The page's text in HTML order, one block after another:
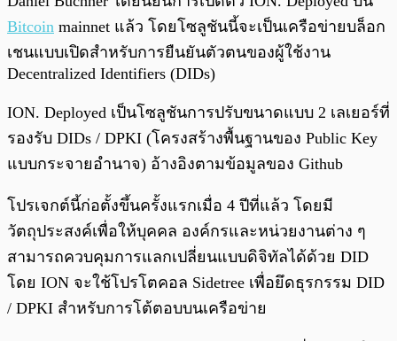
Bitcoin mainnet แล้ว โดยโซลูชันนี้จะเป็นเครือข่ายบล็อก
เชนแบบเปิดสำหรับการยืนยันตัวตนของผู้ใช้งาน
Decentralized Identifiers (DIDs)
ION. Deployed เป็นโซลูชันการปรับขนาดแบบ 2 เลเยอร์ที่
รองรับ DIDs / DPKI (โครงสร้างพื้นฐานของ Public Key
แบบกระจายอำนาจ) อ้างอิงตามข้อมูลของ Github
โปรเจกต์นี้ก่อตั้งขึ้นครั้งแรกเมื่อ 4 ปีที่แล้ว โดยมี
วัตถุประสงค์เพื่อให้บุคคล องค์กรและหน่วยงานต่าง ๆ
สามารถควบคุมการแลกเปลี่ยนแบบดิจิทัลได้ด้วย DID
โดย ION จะใช้โปรโตคอล Sidetree เพื่อยึดธุรกรรม DID
/ DPKI สำหรับการโต้ตอบบนเครือข่าย